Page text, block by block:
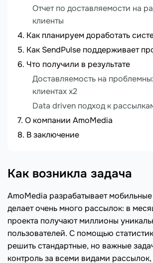
Отчет по доставляемости на
клиенты
Как планируем доработать
Как SendPulse поддерживает
Что получили в результате
Доставляемость на
клиентах х2
Data driven подход к
О компании AmoMedia
В заключение
Как возникла задача
AmoMedia разрабатывает
делает очень много рассылок: в
проекта получают миллионы
пользователей. С помощью
решить стандартные, но важные
контроль за всеми видами